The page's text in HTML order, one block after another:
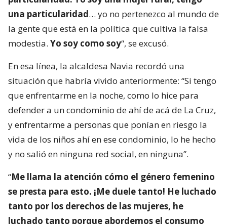
una particularidad… yo no pertenezco al mundo de
la gente que está en la política que cultiva la falsa
modestia. Yo soy como soy“, se excusó.
En esa línea, la alcaldesa Navia recordó una
situación que habría vivido anteriormente: “Si tengo
que enfrentarme en la noche, como lo hice para
defender a un condominio de ahí de acá de La Cruz,
y enfrentarme a personas que ponían en riesgo la
vida de los niños ahí en ese condominio, lo he hecho
y no salió en ninguna red social, en ninguna”.
“Me llama la atención cómo el género femenino
se presta para esto. ¡Me duele tanto! He luchado
tanto por los derechos de las mujeres, he
luchado tanto porque abordemos el consumo